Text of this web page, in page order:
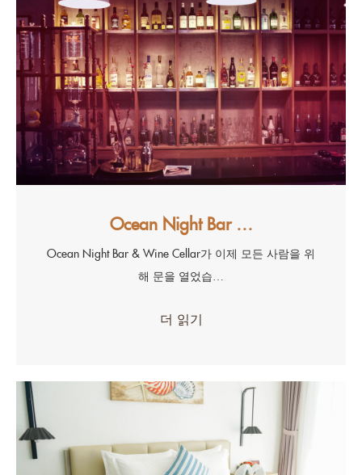
Ocean Night Bar …
Ocean Night Bar & Wine Cellar가 이제 모든 사람을 위
해 문을 열었습…
더 읽기